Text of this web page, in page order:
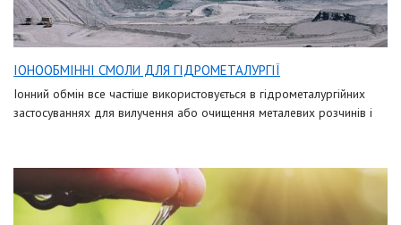
ІОНООБМІННІ СМОЛИ ДЛЯ ГІДРОМЕТАЛУРГІЇ
Іонний обмін все частіше використовується в гідрометалургійних
застосуваннях для вилучення або очищення металевих розчинів і